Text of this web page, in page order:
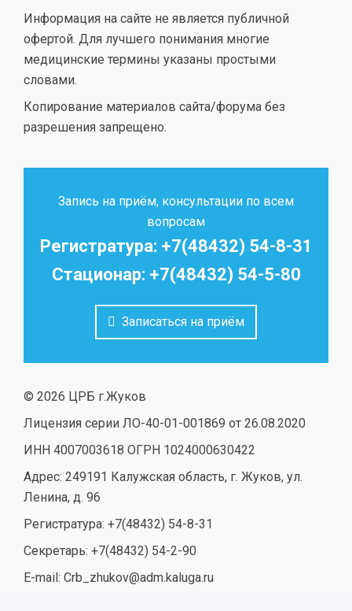
Информация на сайте не является публичной
офертой. Для лучшего понимания многие
медицинские термины указаны простыми
словами.
Копирование материалов сайта/форума без
разрешения запрещено.
Запись на приём, консультации по всем
вопросам
Регистратура: +7(48432) 54-8-31
Стационар: +7(48432) 54-5-80
Записаться на приём
© 2026 ЦРБ г.Жуков
Лицензия серии ЛО-40-01-001869 от 26.08.2020
ИНН 4007003618 ОГРН 1024000630422
Адрес: 249191 Калужская область, г. Жуков, ул.
Ленина, д. 96
Регистратура: +7(48432) 54-8-31
Секретарь: +7(48432) 54-2-90
E-mail: Crb_zhukov@adm.kaluga.ru